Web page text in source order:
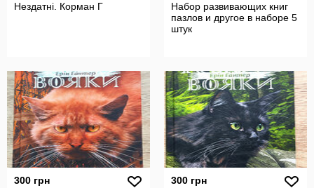
Нездатні. Корман Г
Набор развивающих книг
пазлов и другое в наборе 5
штук
300 грн
300 грн